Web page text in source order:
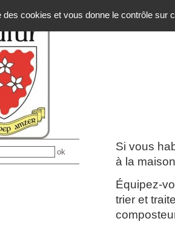
Si vous
à la
Équipez-
trier et
des cookies et vous donne le contrôle sur